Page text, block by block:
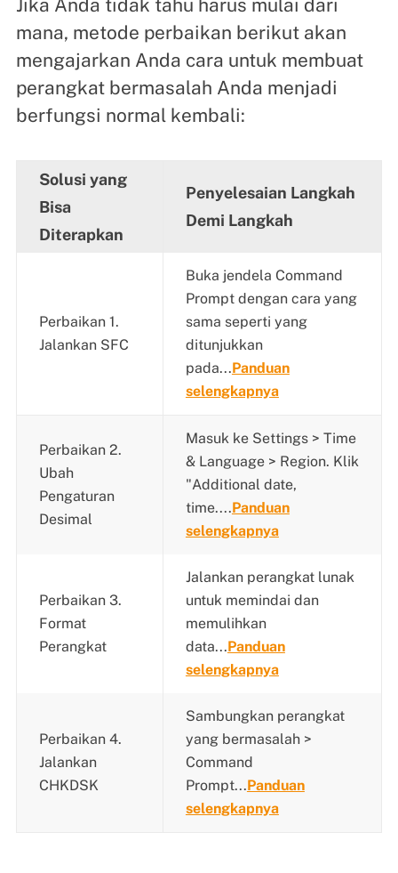
Jika Anda tidak tahu harus mulai dari
mana, metode perbaikan berikut akan
mengajarkan Anda cara untuk membuat
perangkat bermasalah Anda menjadi
berfungsi normal kembali:
Solusi yang
Bisa
Diterapkan
Penyelesaian Langkah
Demi Langkah
Perbaikan 1.
Jalankan SFC
Buka jendela Command
Prompt dengan cara yang
sama seperti yang
ditunjukkan
pada...Panduan
selengkapnya
Perbaikan 2.
Ubah
Pengaturan
Desimal
Masuk ke Settings > Time
& Language > Region. Klik
"Additional date,
time....Panduan
selengkapnya
Perbaikan 3.
Format
Perangkat
Jalankan perangkat lunak
untuk memindai dan
memulihkan
data...Panduan
selengkapnya
Perbaikan 4.
Jalankan
CHKDSK
Sambungkan perangkat
yang bermasalah >
Command
Prompt...Panduan
selengkapnya